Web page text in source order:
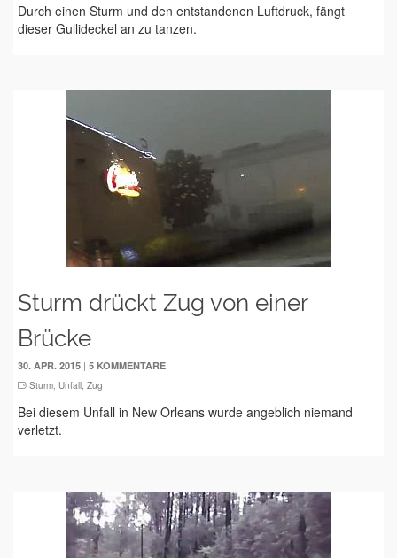
Durch einen Sturm und den entstandenen Luftdruck, fängt
dieser Gullideckel an zu tanzen.
Sturm drückt Zug von einer
Brücke
30. APR. 2015 | 5 KOMMENTARE
Sturm, Unfall, Zug
Bei diesem Unfall in New Orleans wurde angeblich niemand
verletzt.